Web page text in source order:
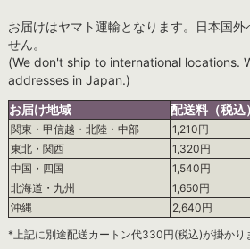
お届けはヤマト運輸となります。日本国外
せん。
(We don't ship to international locations.
addresses in Japan.)
お届け地域
配送料（税込）
関東・甲信越・北陸・中部
1,210円
東北・関西
1,320円
中国・四国
1,540円
北海道・九州
1,650円
沖縄
2,640円
*上記に別途配送カートン代330円(税込)が掛かり